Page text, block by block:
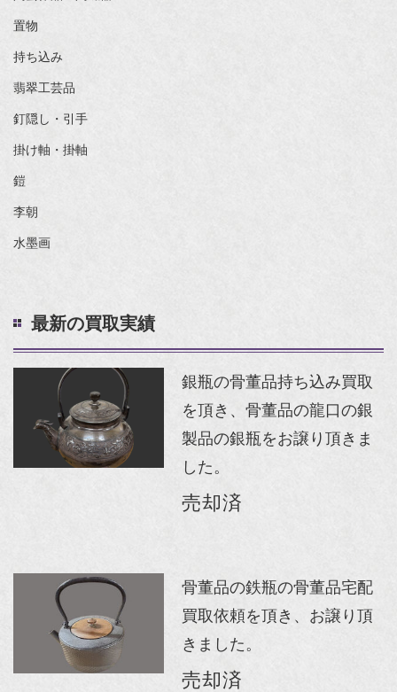
置物
持ち込み
翡翠工芸品
釘隠し・引手
掛け軸・掛軸
鎧
李朝
水墨画
最新の買取実績
銀瓶の骨董品持ち込み買取
を頂き、骨董品の龍口の銀
製品の銀瓶をお譲り頂きま
した。
売却済
骨董品の鉄瓶の骨董品宅配
買取依頼を頂き、お譲り頂
きました。
売却済